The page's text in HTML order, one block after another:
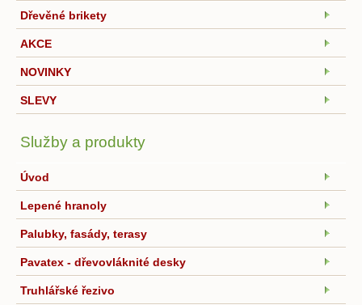
Dřevěné brikety
AKCE
NOVINKY
SLEVY
Služby a produkty
Úvod
Lepené hranoly
Palubky, fasády, terasy
Pavatex - dřevovláknité desky
Truhlářské řezivo